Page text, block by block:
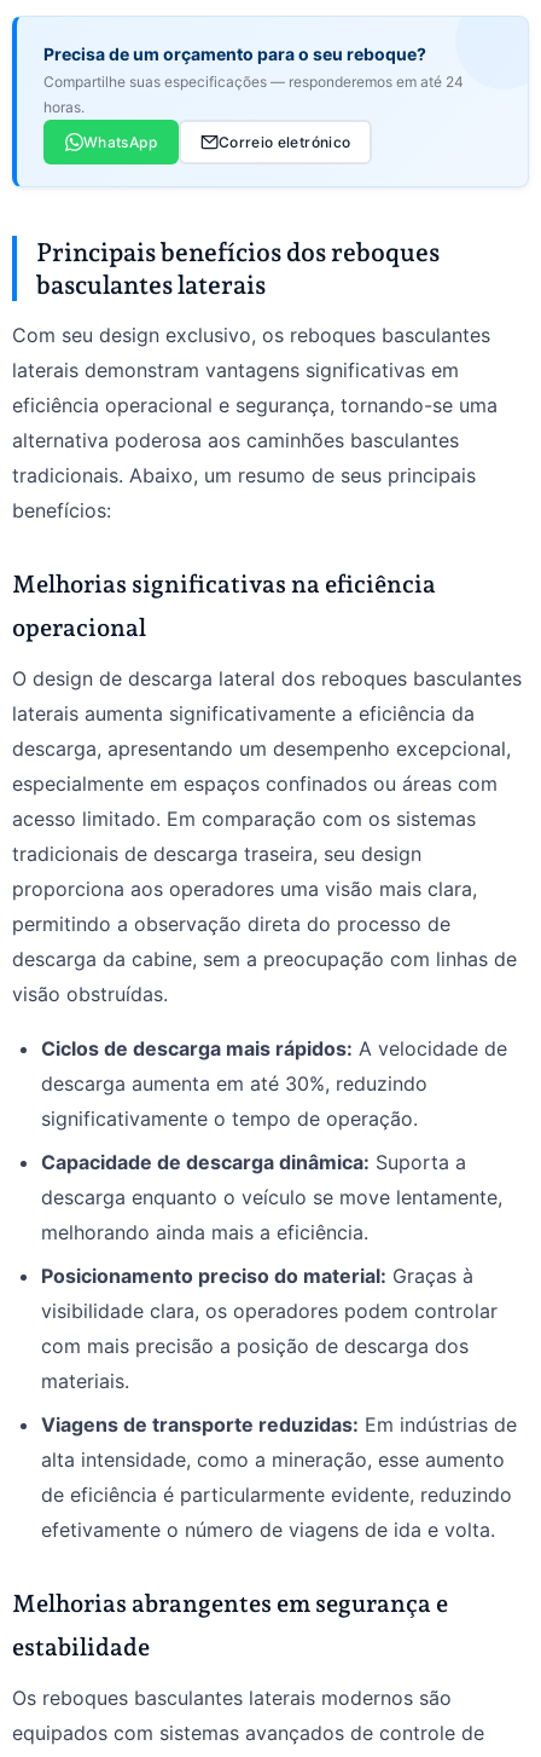
Precisa de um orçamento para o seu reboque?
Compartilhe suas especificações — responderemos em até 24
horas.
WhatsApp
Correio eletrónico
Principais benefícios dos reboques
basculantes laterais
Com seu design exclusivo, os reboques basculantes
laterais demonstram vantagens significativas em
eficiência operacional e segurança, tornando-se uma
alternativa poderosa aos caminhões basculantes
tradicionais. Abaixo, um resumo de seus principais
benefícios:
Melhorias significativas na eficiência
operacional
O design de descarga lateral dos reboques basculantes
laterais aumenta significativamente a eficiência da
descarga, apresentando um desempenho excepcional,
especialmente em espaços confinados ou áreas com
acesso limitado. Em comparação com os sistemas
tradicionais de descarga traseira, seu design
proporciona aos operadores uma visão mais clara,
permitindo a observação direta do processo de
descarga da cabine, sem a preocupação com linhas de
visão obstruídas.
Ciclos de descarga mais rápidos: A velocidade de
descarga aumenta em até 30%, reduzindo
significativamente o tempo de operação.
Capacidade de descarga dinâmica: Suporta a
descarga enquanto o veículo se move lentamente,
melhorando ainda mais a eficiência.
Posicionamento preciso do material: Graças à
visibilidade clara, os operadores podem controlar
com mais precisão a posição de descarga dos
materiais.
Viagens de transporte reduzidas: Em indústrias de
alta intensidade, como a mineração, esse aumento
de eficiência é particularmente evidente, reduzindo
efetivamente o número de viagens de ida e volta.
Melhorias abrangentes em segurança e
estabilidade
Os reboques basculantes laterais modernos são
equipados com sistemas avançados de controle de